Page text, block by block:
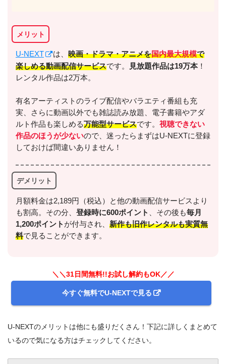
メリット
U-NEXT は、 映画・ドラマ・アニメを国内最大規模で
楽しめる動画配信サービスです。 見放題作品は19万本 ！
レンタル作品は2万本。
有名アーティストのライブ配信やバラエティ番組も充
実、さらに動画以外でも雑誌読み放題、電子書籍やアダ
ルト作品も楽しめる万能型サービスです。 視聴できない
作品のほうが少ないので、迷ったらまずはU-NEXTに登録
しておけば間違いありません！
デメリット
月額料金は2,189円（税込）と他の動画配信サービスより
も割高。その分、 登録時に600ポイント 、その後も毎月
1,200ポイント が付与され、 新作も旧作レンタルも実質無
料で見ることができます。
＼＼31日間無料!!お試し解約もOK／／
今すぐ無料でU-NEXTで見る
U-NEXTのメリットは他にも盛りだくさん！下記に詳しくまとめて
いるので気になる方はチェックしてください。